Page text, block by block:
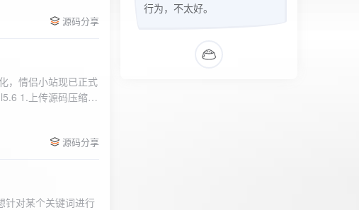
适应和享受我们的社
源码分享
，情侣小站现已正式
1.上传源码压缩包
源码分享
针对某个关键词进行
行为，不太好。